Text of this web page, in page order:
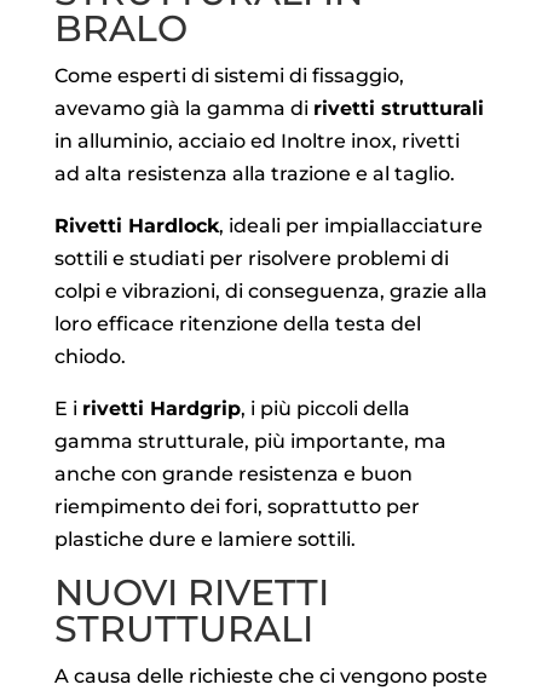
BRALO
Come esperti di sistemi di fissaggio,
avevamo già la gamma di rivetti strutturali
in alluminio, acciaio ed Inoltre inox, rivetti
ad alta resistenza alla trazione e al taglio.
Rivetti Hardlock, ideali per impiallacciature
sottili e studiati per risolvere problemi di
colpi e vibrazioni, di conseguenza, grazie alla
loro efficace ritenzione della testa del
chiodo.
E i rivetti Hardgrip, i più piccoli della
gamma strutturale, più importante, ma
anche con grande resistenza e buon
riempimento dei fori, soprattutto per
plastiche dure e lamiere sottili.
NUOVI RIVETTI
STRUTTURALI
A causa delle richieste che ci vengono poste